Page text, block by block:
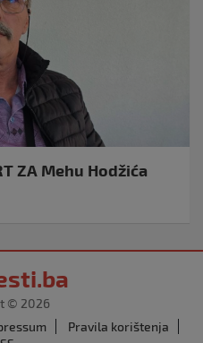
ZA Mehu Hodžića
© 2026
Pravila korištenja